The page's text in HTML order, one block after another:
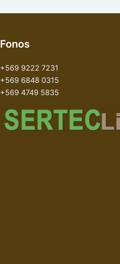
Fonos
+569 9222 7231
+569 6848 0315
+569 4749 5835